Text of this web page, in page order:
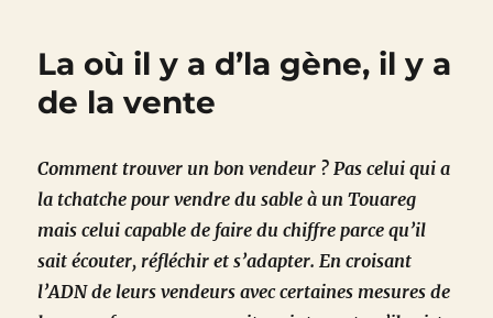
du
mars
La où il y a d’la gène, il y a
de la vente
Comment trouver un bon vendeur ? Pas celui qui a
la tchatche pour vendre du sable à un Touareg
mais celui capable de faire du chiffre parce qu’il
sait écouter, réfléchir et s’adapter. En croisant
l’ADN de leurs vendeurs avec certaines mesures de